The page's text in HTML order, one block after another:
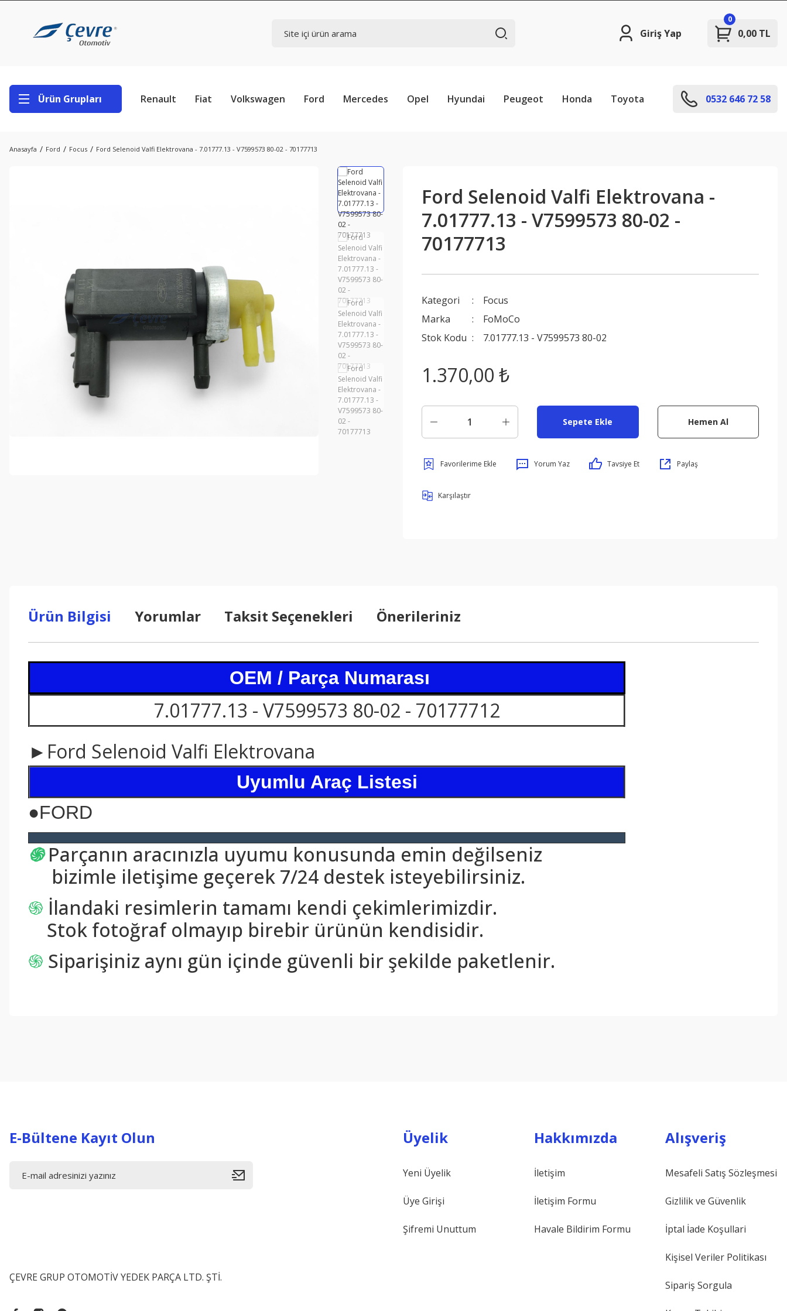
Giriş Yap 0,00 TL
0
Ürün Grupları Renault Fiat Volkswagen Ford Mercedes Opel Hyundai Peugeot Honda Toyota 0532 646 72 58
Anasayfa Ford Focus Ford Selenoid Valfi Elektrovana - 7.01777.13 - V7599573 80-02 - 70177713
Ford Selenoid Valfi Elektrovana -
7.01777.13 - V7599573 80-02 -
70177713
Kategori
Focus
Marka
FoMoCo
Stok Kodu
7.01777.13 - V7599573 80-02
1.370,00 ₺
Sepete Ekle Hemen Al
Yorum Yaz Tavsiye Et Paylaş
Karşılaştır
Ürün Bilgisi Yorumlar Taksit Seçenekleri Önerileriniz
OEM / Parça Numarası
7.01777.13 - V7599573 80-02 - 70177712
►Ford Selenoid Valfi Elektrovana
Uyumlu Araç Listesi
●FORD
֍ Parçanın aracınızla uyumu konusunda emin değilseniz
bizimle iletişime geçerek 7/24 destek isteyebilirsiniz.
֍ İlandaki resimlerin tamamı kendi çekimlerimizdir.
Stok fotoğraf olmayıp birebir ürünün kendisidir.
֍ Siparişiniz aynı gün içinde güvenli bir şekilde paketlenir.
E-Bültene Kayıt Olun
ÇEVRE GRUP OTOMOTİV YEDEK PARÇA LTD. ŞTİ.
Üyelik
Yeni Üyelik
Üye Girişi
Şifremi Unuttum
Hakkımızda
İletişim
İletişim Formu
Havale Bildirim Formu
Alışveriş
Mesafeli Satış Sözleşmesi
Gizlilik ve Güvenlik
İptal İade Koşullari
Kişisel Veriler Politikası
Sipariş Sorgula